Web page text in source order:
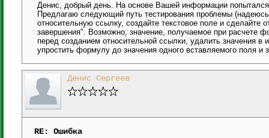
Денис, добрый день. На основе Вашей информации
Предлагаю следующий путь тестирования проблемы
относительную ссылку, создайте текстовое поле и сделайте
завершения". Возможно, значение, получаемое при расчете
перед созданием относительной ссылки, удалить значения
упростить формулу до значения одного вставляемого поля
Денис Сергеев
RE: Ошибка